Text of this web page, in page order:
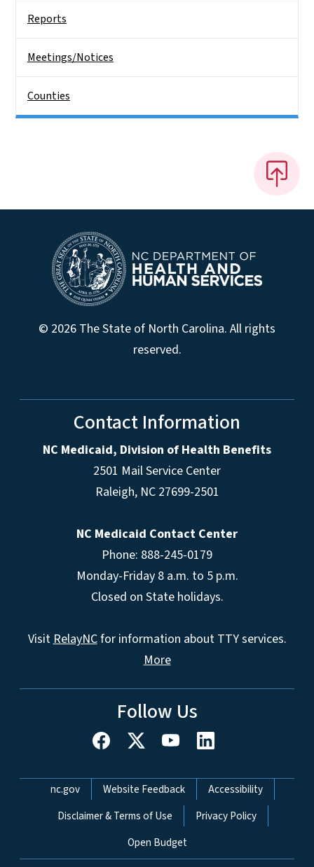
Reports
Meetings/Notices
Counties
© 2026 The State of North Carolina. All rights
reserved.
Contact Information
NC Medicaid, Division of Health Benefits
2501 Mail Service Center
Raleigh, NC 27699-2501
NC Medicaid Contact Center
Phone: 888-245-0179
Monday-Friday 8 a.m. to 5 p.m.
Closed on State holidays.
Visit RelayNCfor information about TTY services.
More
Follow Us
Network Menu
nc.gov Website Feedback
Accessibility
Disclaimer & Terms of Use
Privacy Policy
Open Budget